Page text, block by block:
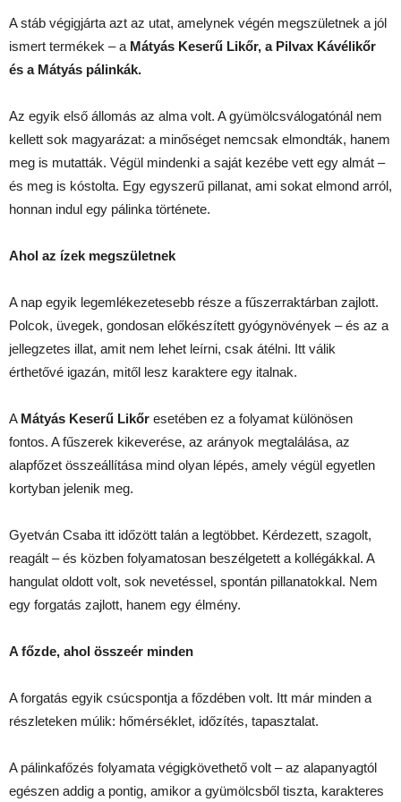
A stáb végigjárta azt az utat, amelynek végén megszületnek a jól
ismert termékek – a Mátyás Keserű Likőr, a Pilvax Kávélikőr
és a Mátyás pálinkák.
Az egyik első állomás az alma volt. A gyümölcsválogatónál nem
kellett sok magyarázat: a minőséget nemcsak elmondták, hanem
meg is mutatták. Végül mindenki a saját kezébe vett egy almát –
és meg is kóstolta. Egy egyszerű pillanat, ami sokat elmond arról,
honnan indul egy pálinka története.
Ahol az ízek megszületnek
A nap egyik legemlékezetesebb része a fűszerraktárban zajlott.
Polcok, üvegek, gondosan előkészített gyógynövények – és az a
jellegzetes illat, amit nem lehet leírni, csak átélni. Itt válik
érthetővé igazán, mitől lesz karaktere egy italnak.
A Mátyás Keserű Likőr esetében ez a folyamat különösen
fontos. A fűszerek kikeverése, az arányok megtalálása, az
alapfőzet összeállítása mind olyan lépés, amely végül egyetlen
kortyban jelenik meg.
Gyetván Csaba itt időzött talán a legtöbbet. Kérdezett, szagolt,
reagált – és közben folyamatosan beszélgetett a kollégákkal. A
hangulat oldott volt, sok nevetéssel, spontán pillanatokkal. Nem
egy forgatás zajlott, hanem egy élmény.
A főzde, ahol összeér minden
A forgatás egyik csúcspontja a főzdében volt. Itt már minden a
részleteken múlik: hőmérséklet, időzítés, tapasztalat.
A pálinkafőzés folyamata végigkövethető volt – az alapanyagtól
egészen addig a pontig, amikor a gyümölcsből tiszta, karakteres